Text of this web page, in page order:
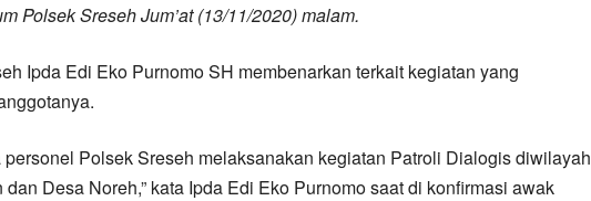
Polsek Sreseh Jum’at (13/11/2020) malam.
Ipda Edi Eko Purnomo SH membenarkan terkait kegiatan yang
personel Polsek Sreseh melaksanakan kegiatan Patroli Dialogis diwilayah
Desa Noreh,” kata Ipda Edi Eko Purnomo saat di konfirmasi awak